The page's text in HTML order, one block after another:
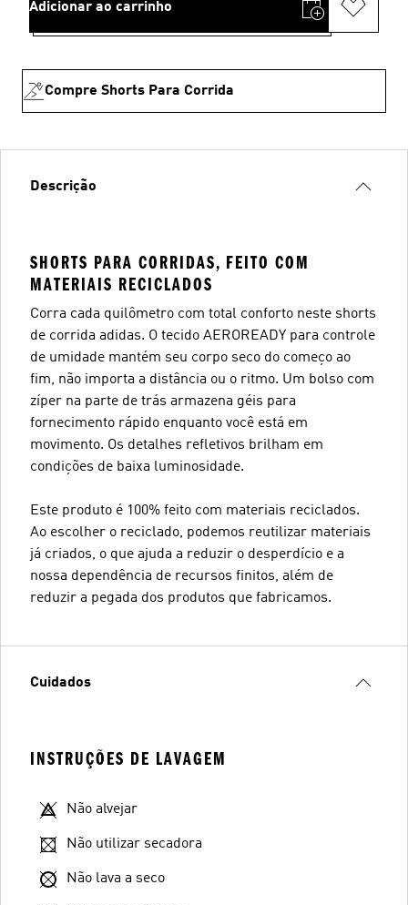
Adicionar ao carrinho
Compre Shorts Para Corrida
Descrição
SHORTS PARA CORRIDAS, FEITO COM
MATERIAIS RECICLADOS
Corra cada quilômetro com total conforto neste shorts
de corrida adidas. O tecido AEROREADY para controle
de umidade mantém seu corpo seco do começo ao
fim, não importa a distância ou o ritmo. Um bolso com
zíper na parte de trás armazena géis para
fornecimento rápido enquanto você está em
movimento. Os detalhes refletivos brilham em
condições de baixa luminosidade.
Este produto é 100% feito com materiais reciclados.
Ao escolher o reciclado, podemos reutilizar materiais
já criados, o que ajuda a reduzir o desperdício e a
nossa dependência de recursos finitos, além de
reduzir a pegada dos produtos que fabricamos.
Cuidados
INSTRUÇÕES DE LAVAGEM
Não alvejar
Não utilizar secadora
Não lava a seco